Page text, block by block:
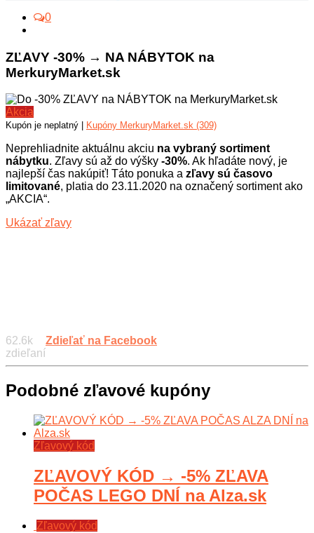
0
ZĽAVY -30% → NA NÁBYTOK na
MerkuryMarket.sk
Akcia
Kupón je neplatný | Kupóny MerkuryMarket.sk (309)
Neprehliadnite aktuálnu akciu na vybraný sortiment
nábytku. Zľavy sú až do výšky -30%. Ak hľadáte nový, je
najlepší čas nakúpiť! Táto ponuka a zľavy sú časovo
limitované, platia do 23.11.2020 na označený sortiment ako
„AKCIA“.
Ukázať zľavy
62.6k
zdieľaní
Zdieľať na Facebook
Podobné zľavové kupóny
Zľavový kód
ZĽAVOVÝ KÓD → -5% ZĽAVA
POČAS LEGO DNÍ na Alza.sk
Zľavový kód